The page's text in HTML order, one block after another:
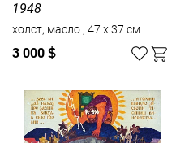
1948
холст, масло , 47 x 37 см
3 000 $